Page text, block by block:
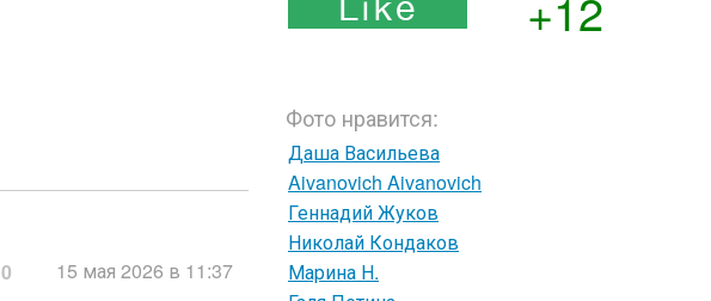
Фото нравится:
Даша Васильева
Aivanovich Aivanovich
Геннадий Жуков
Николай Кондаков
Марина Н.
15 мая 2026 в 11:37
0